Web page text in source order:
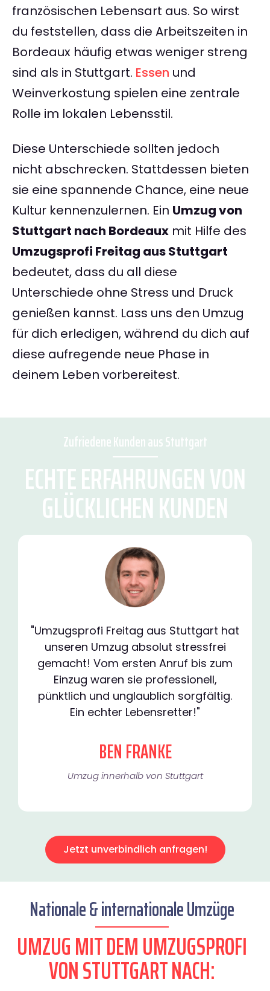
französischen Lebensart aus. So wirst
du feststellen, dass die Arbeitszeiten in
Bordeaux häufig etwas weniger streng
sind als in Stuttgart. Essen und
Weinverkostung spielen eine zentrale
Rolle im lokalen Lebensstil.
Diese Unterschiede sollten jedoch
nicht abschrecken. Stattdessen bieten
sie eine spannende Chance, eine neue
Kultur kennenzulernen. Ein Umzug von
Stuttgart nach Bordeaux mit Hilfe des
Umzugsprofi Freitag aus Stuttgart
bedeutet, dass du all diese
Unterschiede ohne Stress und Druck
genießen kannst. Lass uns den Umzug
für dich erledigen, während du dich auf
diese aufregende neue Phase in
deinem Leben vorbereitest.
Zufriedene Kunden aus Stuttgart
ECHTE ERFAHRUNGEN VON
GLÜCKLICHEN KUNDEN
"Umzugsprofi Freitag aus Stuttgart hat
unseren Umzug absolut stressfrei
gemacht! Vom ersten Anruf bis zum
Einzug waren sie professionell,
pünktlich und unglaublich sorgfältig.
Ein echter Lebensretter!"
BEN FRANKE
Umzug innerhalb von Stuttgart​
Jetzt unverbindlich anfragen!
Nationale & internationale Umzüge
UMZUG MIT DEM UMZUGSPROFI
VON STUTTGART NACH: